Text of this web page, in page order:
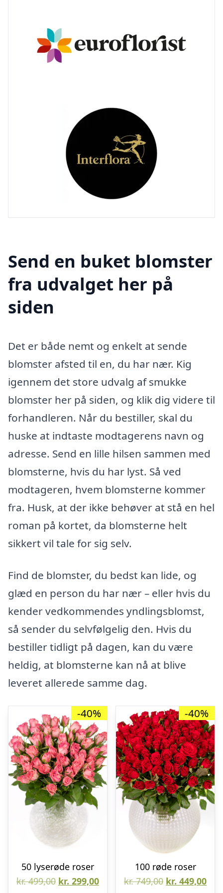
Send en buket blomster
fra udvalget her på
siden
Det er både nemt og enkelt at sende
blomster afsted til en, du har nær. Kig
igennem det store udvalg af smukke
blomster her på siden, og klik dig videre til
forhandleren. Når du bestiller, skal du
huske at indtaste modtagerens navn og
adresse. Send en lille hilsen sammen med
blomsterne, hvis du har lyst. Så ved
modtageren, hvem blomsterne kommer
fra. Husk, at der ikke behøver at stå en hel
roman på kortet, da blomsterne helt
sikkert vil tale for sig selv.
Find de blomster, du bedst kan lide, og
glæd en person du har nær – eller hvis du
kender vedkommendes yndlingsblomst,
så sender du selvfølgelig den. Hvis du
bestiller tidligt på dagen, kan du være
heldig, at blomsterne kan nå at blive
leveret allerede samme dag.
-40%
50 lyserøde roser
kr.499,00 Den
kr. 299,00Den
-40%
100 røde roser
kr.749,00 Den
kr. 449,00Den